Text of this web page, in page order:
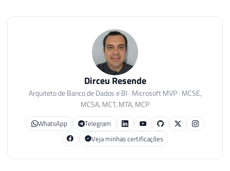
Dirceu Resende
Arquiteto de Banco de Dados e BI · Microsoft MVP · MCSE,
MCSA, MCT, MTA, MCP
WhatsApp
Telegram
Veja minhas certificações